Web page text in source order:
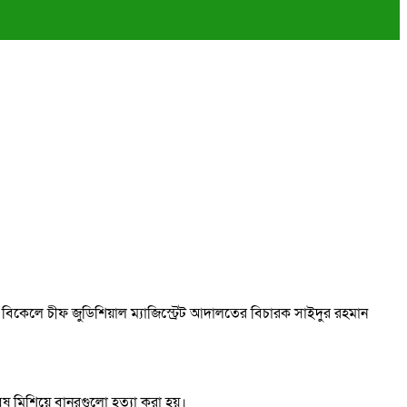
চীফ জুডিশিয়াল ম্যাজিস্ট্রেট আদালতের বিচারক সাইদুর রহমান
মিশিয়ে বানরগুলো হত্যা করা হয়।